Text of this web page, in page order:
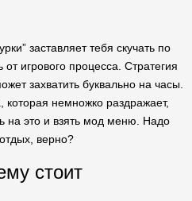
заставляет тебя скучать по
игрового процесса. Стратегия
захватить буквально на часы.
которая немножко раздражает,
на это и взять мод меню. Надо
верно?
стоит